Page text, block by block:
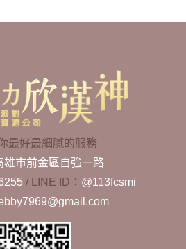
最好最細膩的服務
雄市前金區自強一路
/ LINE ID： @113fcsmi